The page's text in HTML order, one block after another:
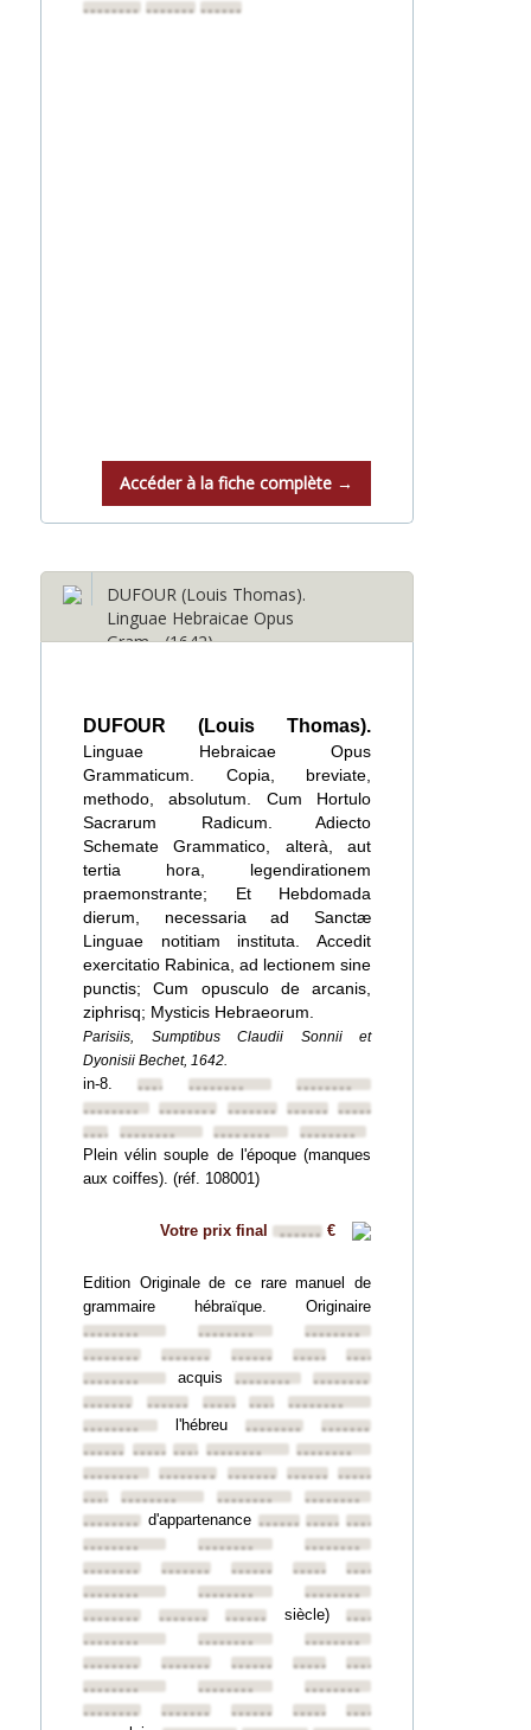
•••••••• ••••••••••••••••
Accéder à la fiche complète →
DUFOUR (Louis Thomas).
Linguae Hebraicae Opus
Gram... (1642)
DUFOUR (Louis Thomas).
Linguae Hebraicae Opus
Grammaticum. Copia, breviate,
methodo, absolutum. Cum Hortulo
Sacrarum Radicum. Adiecto
Schemate Grammatico, alterà, aut
tertia hora, legendirationem
praemonstrante; Et Hebdomada
dierum, necessaria ad Sanctæ
Linguae notitiam instituta. Accedit
exercitatio Rabinica, ad lectionem sine
punctis; Cum opusculo de arcanis,
ziphrisq; Mysticis Hebraeorum.
Parisiis, Sumptibus Claudii Sonnii et
Dyonisii Bechet, 1642.
in-8.••••••••••••••••
••••••••
••••••••
•••••••• •••••••• ••••••••••••••••
•••••••••••••••• ••••••••
••••••••
Plein vélin souple de l'époque (manques
aux coiffes). (réf. 108001)
Votre prix final •••••• €
Edition Originale de ce rare manuel de
grammaire hébraïque. Originaire
••••••••
••••••••
••••••••
••••••••
•••••••• •••••••• ••••••••••••••••
••••••••
acquis ••••••••
••••••••
••••••••
••••••••••••••••••••••••••••••••
••••••••
l'hébreu ••••••••
••••••••
••••••••••••••••••••••••••••••••
••••••••
••••••••
•••••••• •••••••• ••••••••••••••••
•••••••••••••••• ••••••••
••••••••
•••••••• d'appartenance ••••••••••••••••••••••••
••••••••
••••••••
••••••••
••••••••
•••••••• •••••••• ••••••••••••••••
••••••••
••••••••
••••••••
••••••••
•••••••• ••••••••siècle) ••••••••
••••••••
••••••••
••••••••
••••••••
•••••••• •••••••• ••••••••••••••••
••••••••
••••••••
••••••••
••••••••
•••••••• •••••••• ••••••••••••••••